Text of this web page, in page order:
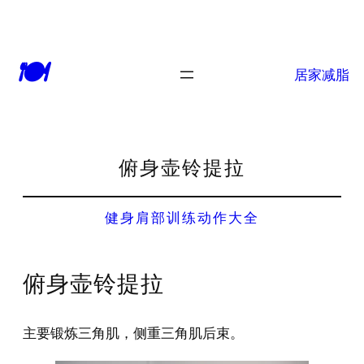
🍽 居家减脂
俯身壶铃提拉
健身肩部训练动作大全
俯身壶铃提拉
主要锻炼三角肌，侧重三角肌后束。